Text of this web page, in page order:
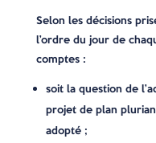
Selon les décisions
l’ordre du jour de
comptes :
soit la question de
projet de plan
adopté ;